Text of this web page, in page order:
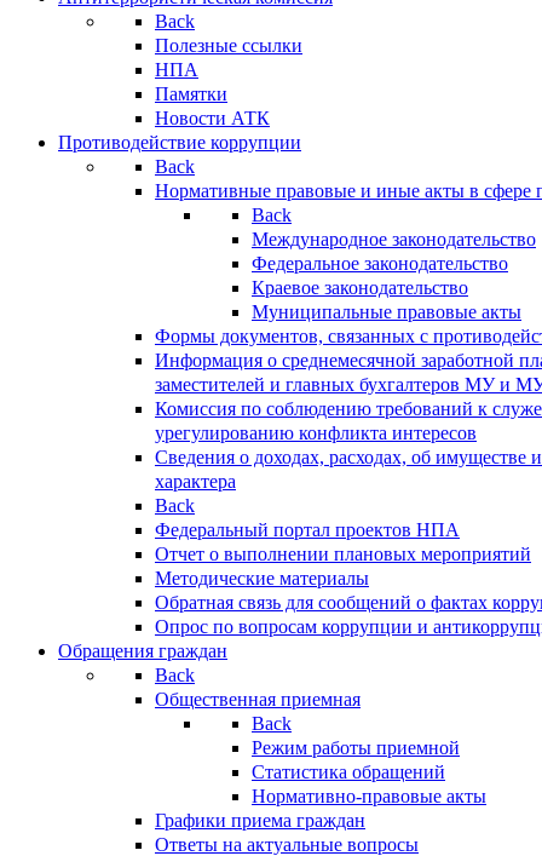
Back
Полезные ссылки
НПА
Памятки
Новости АТК
Противодействие коррупции
Back
Нормативные правовые и иные акты в сфере
Back
Международное законодательство
Федеральное законодательство
Краевое законодательство
Муниципальные правовые акты
Формы документов, связанных с
Информация о среднемесячной заработной
заместителей и главных бухгалтеров МУ и
Комиссия по соблюдению требований к
урегулированию конфликта интересов
Сведения о доходах, расходах, об имуществе
характера
Back
Федеральный портал проектов НПА
Отчет о выполнении плановых мероприятий
Методические материалы
Обратная связь для сообщений о фактах
Опрос по вопросам коррупции и
Обращения граждан
Back
Общественная приемная
Back
Режим работы приемной
Статистика обращений
Нормативно-правовые акты
Графики приема граждан
Ответы на актуальные вопросы